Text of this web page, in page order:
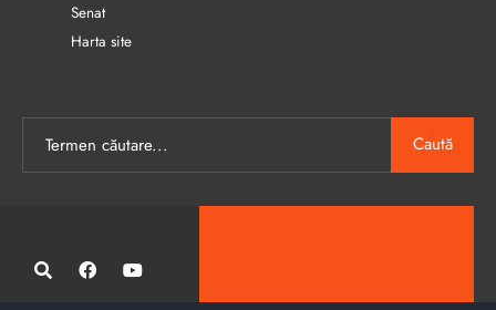
Senat
Harta site
Caută